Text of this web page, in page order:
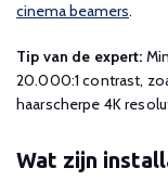
cinema beamers.
Tip van de expert:
20.000:1 contrast,
haarscherpe 4K
Wat zijn